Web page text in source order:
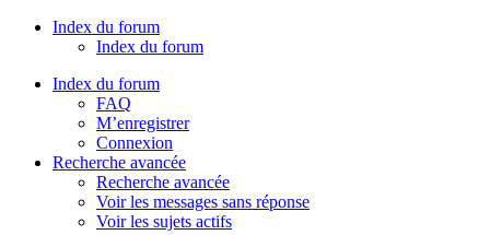
Index du forum
Index du forum
Index du forum
FAQ
M’enregistrer
Connexion
Recherche avancée
Recherche avancée
Voir les messages sans réponse
Voir les sujets actifs